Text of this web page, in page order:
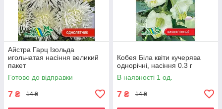
Айстра Гарц Ізольда
игольчатая насіння великий
пакет
Готово до відправки
7 ₴ 14 ₴
Кобея Біла квіти кучерява
однорічні, насіння 0.3 г
В наявності 1 од.
7 ₴ 14 ₴